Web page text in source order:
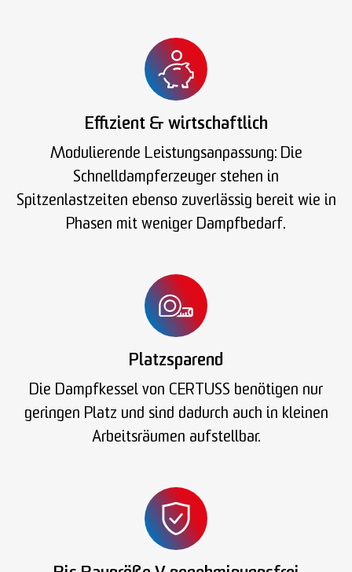
Effizient & wirtschaftlich
Modulierende Leistungsanpassung: Die
Schnelldampferzeuger stehen in
Spitzenlastzeiten ebenso zuverlässig bereit wie in
Phasen mit weniger Dampfbedarf.
Platzsparend
Die Dampfkessel von CERTUSS benötigen nur
geringen Platz und sind dadurch auch in kleinen
Arbeitsräumen aufstellbar.